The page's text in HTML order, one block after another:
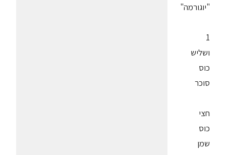
"יוגורמה"
1
ושליש
כוס
סוכר
חצי
כוס
שמן